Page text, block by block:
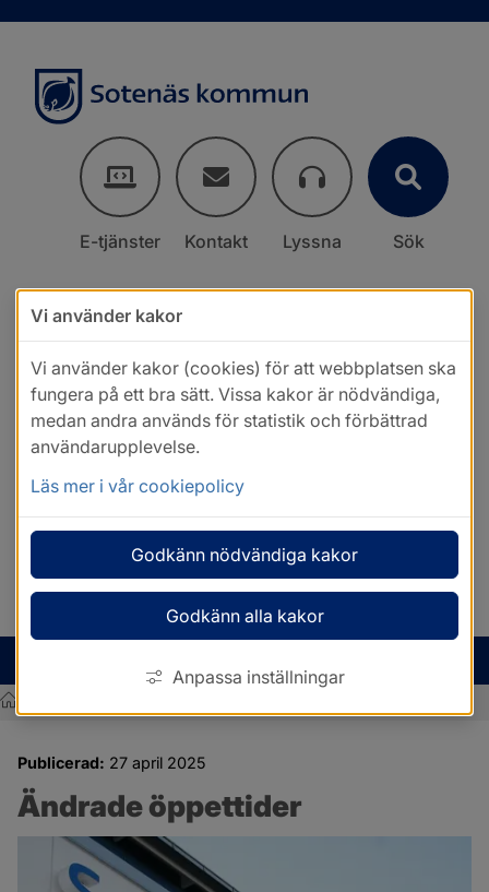
E-tjänster Kontakt Lyssna Sök
Publicerad: 27 april 2025
Ändrade öppettider
Vi använder kakor
Vi använder kakor (cookies) för att webbplatsen ska
fungera på ett bra sätt. Vissa kakor är nödvändiga,
medan andra används för statistik och förbättrad
användarupplevelse.
Läs mer i vår cookiepolicy
Godkänn nödvändiga kakor
Godkänn alla kakor
Anpassa inställningar